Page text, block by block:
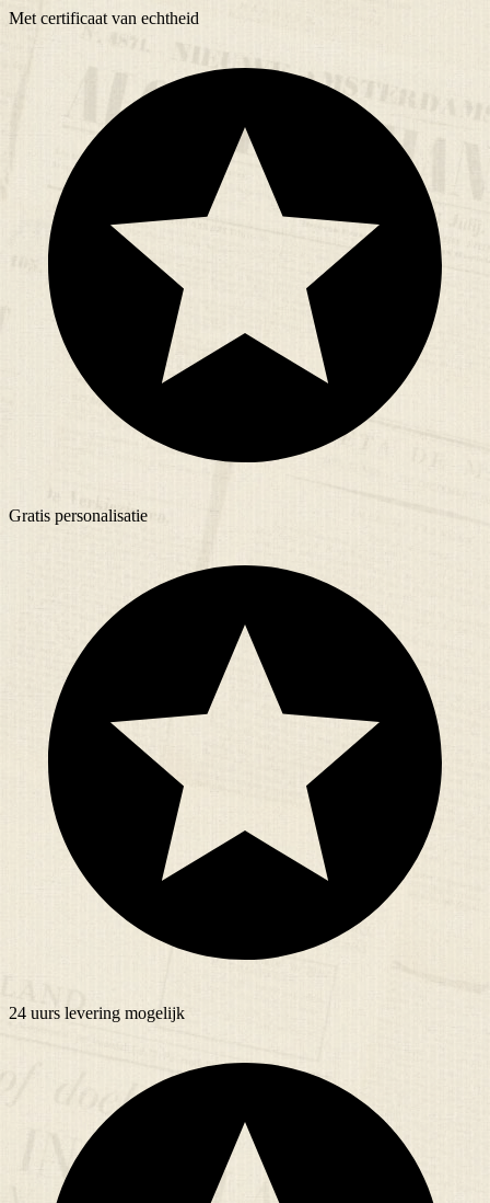
Met certificaat van echtheid
Gratis personalisatie
24 uurs levering mogelijk